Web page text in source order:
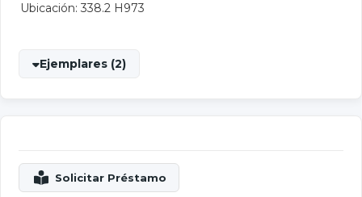
Ubicación: 338.2 H973
Ejemplares (2)